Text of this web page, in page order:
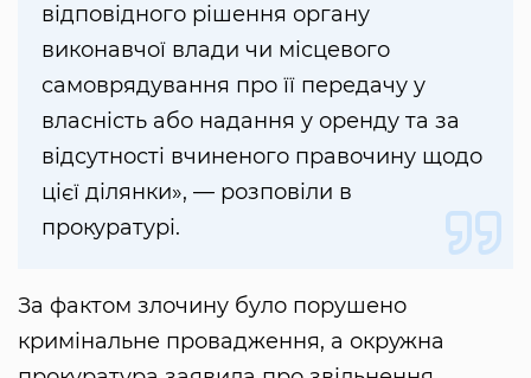
відповідного рішення органу
виконавчої влади чи місцевого
самоврядування про її передачу у
власність або надання у оренду та за
відсутності вчиненого правочину щодо
цієї ділянки», — розповіли в
прокуратурі.
За фактом злочину було порушено
кримінальне провадження, а окружна